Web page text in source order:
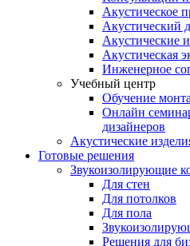
Акустическое
Акустический
Акустические
Акустическая
Инженерное
Учебный центр
Обучение
Онлайн
дизайнеров
Акустические
Готовые решения
Звукоизолирующие
Для стен
Для потолков
Для пола
Решения для